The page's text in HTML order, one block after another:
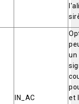
IN_AC
un
et